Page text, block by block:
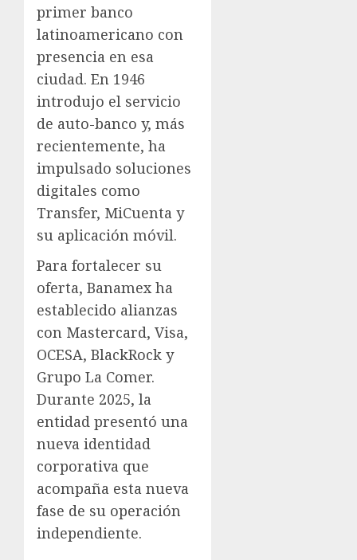
primer banco
latinoamericano con
presencia en esa
ciudad. En 1946
introdujo el servicio
de auto-banco y, más
recientemente, ha
impulsado soluciones
digitales como
Transfer, MiCuenta y
su aplicación móvil.
Para fortalecer su
oferta, Banamex ha
establecido alianzas
con Mastercard, Visa,
OCESA, BlackRock y
Grupo La Comer.
Durante 2025, la
entidad presentó una
nueva identidad
corporativa que
acompaña esta nueva
fase de su operación
independiente.